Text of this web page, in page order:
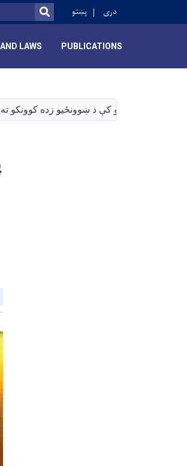
SEARCH
پښتو دری
LAWS PUBLICATIONS
بېلو ولسوالیو کې د ښوونځیو زده